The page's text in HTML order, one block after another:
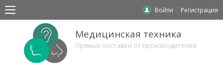
Войти Регистрация
Медицинская техника
Прямые поставки от производителей